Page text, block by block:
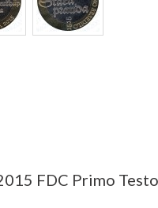
FDC Primo